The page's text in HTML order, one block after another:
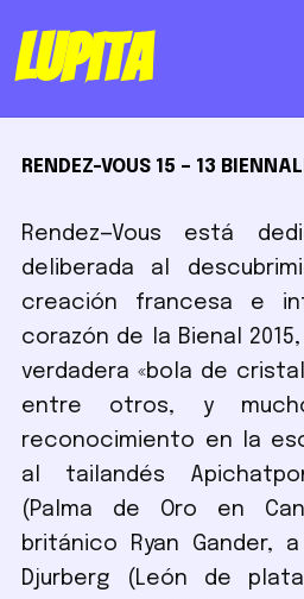
Lupita
RENDEZ-VOUS 15 – 13
Rendez—Vous está
deliberada al
creación francesa e
corazón de la Bienal
verdadera «bola de
entre otros, y
reconocimiento en la
al tailandés
(Palma de Oro en
británico Ryan Gander,
Djurberg (León de